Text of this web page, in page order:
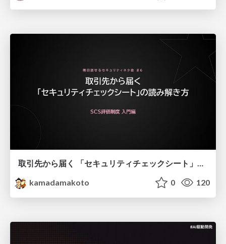
kamadamakoto
0 120